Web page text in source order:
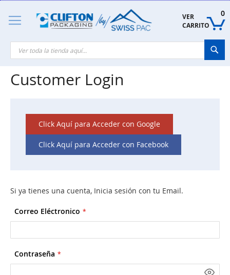
Skip
Content
VER
CARRITO
0
Customer Login
Click Aquí para Acceder con Google
Click Aquí para Acceder con Facebook
Si ya tienes una cuenta, Inicia sesión con tu Email.
Correo Eléctronico
Contraseña